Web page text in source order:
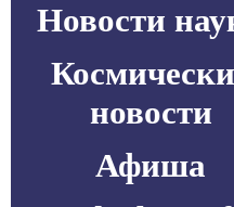
Новости
новости
Афиша